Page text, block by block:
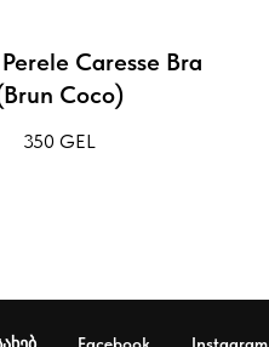
Caresse Bra
Coco)
350 GEL